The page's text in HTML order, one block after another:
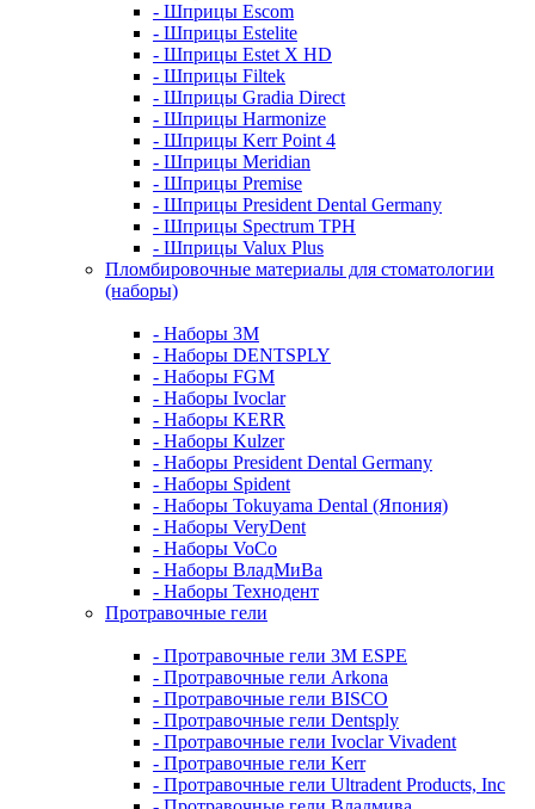
- Шприцы Escom
- Шприцы Estelite
- Шприцы Estet X HD
- Шприцы Filtek
- Шприцы Gradia Direct
- Шприцы Harmonize
- Шприцы Kerr Point 4
- Шприцы Meridian
- Шприцы Premise
- Шприцы President Dental Germany
- Шприцы Spectrum TPH
- Шприцы Valux Plus
Пломбировочные материалы для стоматологии
(наборы)
- Наборы 3М
- Наборы DENTSPLY
- Наборы FGM
- Наборы Ivoclar
- Наборы KERR
- Наборы Kulzer
- Наборы President Dental Germany
- Наборы Spident
- Наборы Tokuyama Dental (Япония)
- Наборы VeryDent
- Наборы VoCo
- Наборы ВладМиВа
- Наборы Технодент
Протравочные гели
- Протравочные гели 3М ESPE
- Протравочные гели Arkona
- Протравочные гели BISCO
- Протравочные гели Dentsply
- Протравочные гели Ivoclar Vivadent
- Протравочные гели Kerr
- Протравочные гели Ultradent Products, Inc